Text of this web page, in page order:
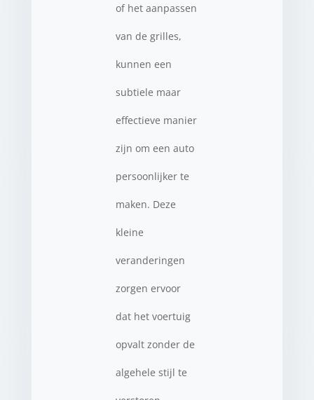
of het aanpassen
van de grilles,
kunnen een
subtiele maar
effectieve manier
zijn om een auto
persoonlijker te
maken. Deze
kleine
veranderingen
zorgen ervoor
dat het voertuig
opvalt zonder de
algehele stijl te